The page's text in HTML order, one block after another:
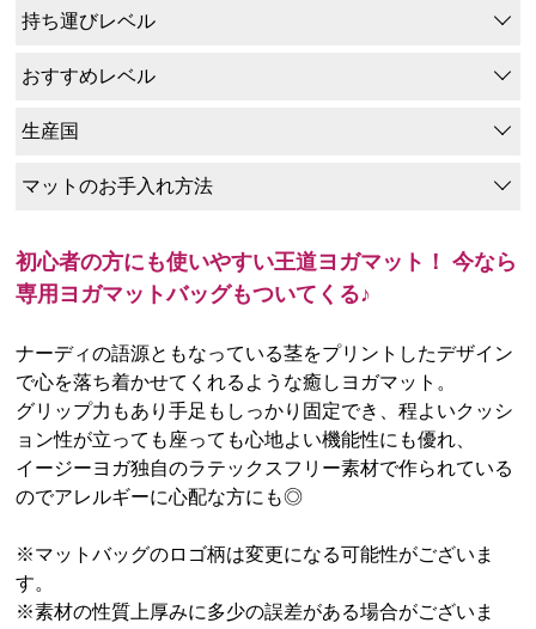
持ち運びレベル
おすすめレベル
生産国
マットのお手入れ方法
初心者の方にも使いやすい王道ヨガマット！ 今なら
専用ヨガマットバッグもついてくる♪
ナーディの語源ともなっている茎をプリントしたデザイン
で心を落ち着かせてくれるような癒しヨガマット。
グリップ力もあり手足もしっかり固定でき、程よいクッシ
ョン性が立っても座っても心地よい機能性にも優れ、
イージーヨガ独自のラテックスフリー素材で作られている
のでアレルギーに心配な方にも◎
※マットバッグのロゴ柄は変更になる可能性がございま
す。
※素材の性質上厚みに多少の誤差がある場合がございま